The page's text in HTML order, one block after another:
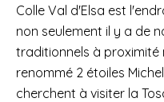
Colle Val d'Elsa est
non seulement il y a de
traditionnels à proximité
renommé 2 étoiles
cherchent à visiter la